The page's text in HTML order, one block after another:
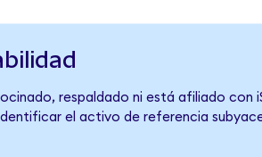
respaldado ni está afiliado con
el activo de referencia